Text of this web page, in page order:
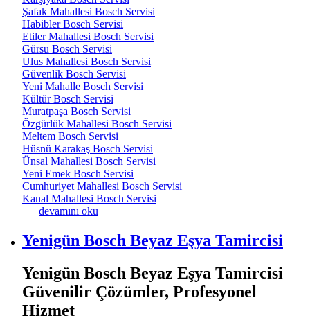
Şafak Mahallesi Bosch Servisi
Habibler Bosch Servisi
Etiler Mahallesi Bosch Servisi
Gürsu Bosch Servisi
Ulus Mahallesi Bosch Servisi
Güvenlik Bosch Servisi
Yeni Mahalle Bosch Servisi
Kültür Bosch Servisi
Muratpaşa Bosch Servisi
Özgürlük Mahallesi Bosch Servisi
Meltem Bosch Servisi
Hüsnü Karakaş Bosch Servisi
Ünsal Mahallesi Bosch Servisi
Yeni Emek Bosch Servisi
Cumhuriyet Mahallesi Bosch Servisi
Kanal Mahallesi Bosch Servisi
Antalya Bosch Servisi hakkında
devamını oku
Yenigün Bosch Beyaz Eşya Tamircisi
Yenigün Bosch Beyaz Eşya Tamircisi
Güvenilir Çözümler, Profesyonel
Hizmet